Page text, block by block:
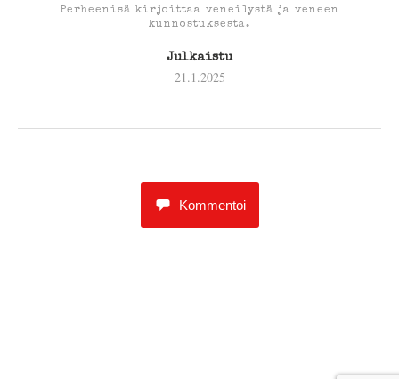
Perheenisä kirjoittaa veneilystä ja veneen
kunnostuksesta.
Julkaistu
21.1.2025
Kommentoi